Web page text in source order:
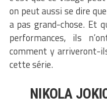
on peut aussi se dire
a pas grand-chose. Et
performances, ils
comment y arriveront-
cette série.
NIKOLA